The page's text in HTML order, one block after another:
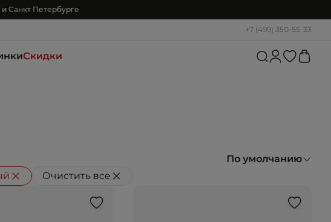
Санкт Петербурге
+7 (499) 350-55-33
Скидки
По умолчанию
Очистить все